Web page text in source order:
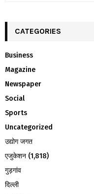
h
o
r
:
CATEGORIES
Business
Magazine
Newspaper
Social
Sports
Uncategorized
उद्योग जगत
एजुकेशन (1,818)
गुड़गांव
दिल्ली